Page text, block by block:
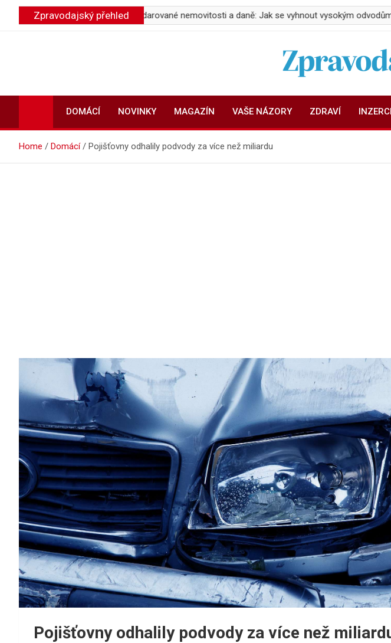
Zpravodajský přehled
Prodej darované nemovitosti a daně: Jak se vyhnout vysokým odvodům
DOMÁCÍ NOVINKY MAGAZÍN VAŠE NÁZORY ZDRAVÍ
Home Domácí Pojišťovny odhalily podvody za více než miliardu
Pojišťovny odhalily podvody za více než